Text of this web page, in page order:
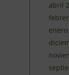
abril
enero